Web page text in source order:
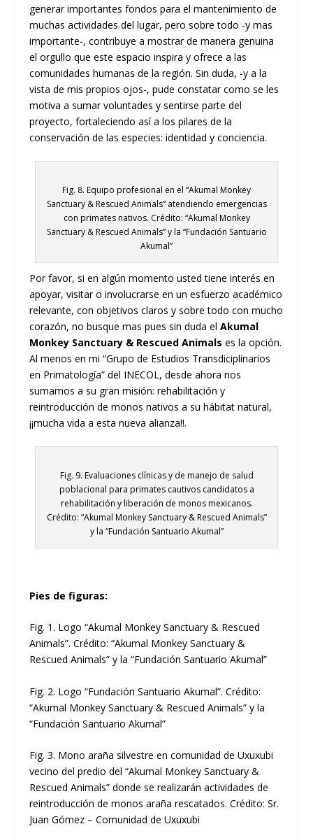
generar importantes fondos para el mantenimiento de
muchas actividades del lugar, pero sobre todo -y mas
importante-, contribuye a mostrar de manera genuina
el orgullo que este espacio inspira y ofrece a las
comunidades humanas de la región. Sin duda, -y a la
vista de mis propios ojos-, pude constatar como se les
motiva a sumar voluntades y sentirse parte del
proyecto, fortaleciendo así a los pilares de la
conservación de las especies: identidad y conciencia.
Fig. 8. Equipo profesional en el “Akumal Monkey
Sanctuary & Rescued Animals” atendiendo emergencias
con primates nativos. Crédito: “Akumal Monkey
Sanctuary & Rescued Animals” y la “Fundación Santuario
Akumal”
Por favor, si en algún momento usted tiene interés en
apoyar, visitar o involucrarse en un esfuerzo académico
relevante, con objetivos claros y sobre todo con mucho
corazón, no busque mas pues sin duda elAkumal
Monkey Sanctuary & Rescued Animalses la opción.
Al menos en mi “Grupo de Estudios Transdiciplinarios
en Primatología” del INECOL, desde ahora nos
sumamos a su gran misión: rehabilitación y
reintroducción de monos nativos a su hábitat natural,
¡¡mucha vida a esta nueva alianza!!.
Fig. 9. Evaluaciones clínicas y de manejo de salud
poblacional para primates cautivos candidatos a
rehabilitación y liberación de monos mexicanos.
Crédito: “Akumal Monkey Sanctuary & Rescued Animals”
y la “Fundación Santuario Akumal”
Pies de figuras:
Fig. 1. Logo “Akumal Monkey Sanctuary & Rescued
Animals”. Crédito: “Akumal Monkey Sanctuary &
Rescued Animals” y la “Fundación Santuario Akumal”
Fig. 2. Logo “Fundación Santuario Akumal”. Crédito:
“Akumal Monkey Sanctuary & Rescued Animals” y la
“Fundación Santuario Akumal”
Fig. 3. Mono araña silvestre en comunidad de Uxuxubi
vecino del predio del “Akumal Monkey Sanctuary &
Rescued Animals” donde se realizarán actividades de
reintroducción de monos araña rescatados. Crédito: Sr.
Juan Gómez – Comunidad de Uxuxubi